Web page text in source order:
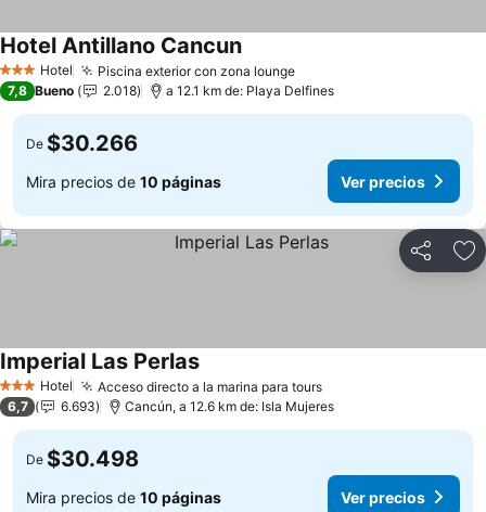
3 Estrellas
Hotel Piscina exterior con zona lounge
Hotel Antillano Cancun
7,8 Bueno 2.018 a 12.1 km de: Playa Delfines
De $30.266
Mira precios de 10 páginas Ver precios
Compartir
3 Estrellas
Hotel Acceso directo a la marina para tours
Imperial Las Perlas
6,7 6.693 Cancún, a 12.6 km de: Isla Mujeres
De $30.498
Mira precios de 10 páginas Ver precios